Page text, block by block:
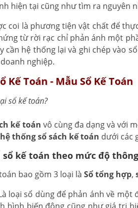
hiện tại cũng như tìm ra nguyên
coi là phương tiện vật chất để
từ rời rạc chỉ phản ánh một
cần hệ thống lại và ghi chép vào
nghiệp.
Kế Toán - Mẫu Sổ Kế Toán
sổ kế toán?
kế toán vô cùng đa dạng và với
thống sổ sách kế toán dưới các
sổ kế toán theo mức độ
bao gồm 3 loại là Sổ tổng hợp,
loại sổ dùng để phản ánh về